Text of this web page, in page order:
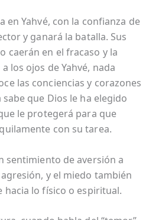
en Yahvé, con la confianza de
y ganará la batalla. Sus
caerán en el fracaso y la
los ojos de Yahvé, nada
las conciencias y corazones
que Dios le ha elegido
le protegerá para que
con su tarea.
sentimiento de aversión a
y el miedo también
hacia lo físico o espiritual.